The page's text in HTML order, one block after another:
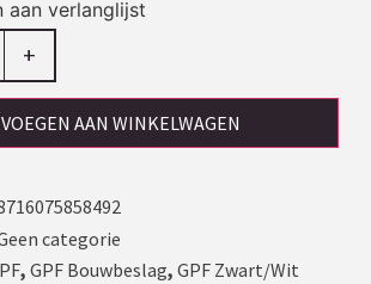
aan verlanglijst
+
AAN WINKELWAGEN
categorie
, GPF Bouwbeslag, GPF Zwart/Wit